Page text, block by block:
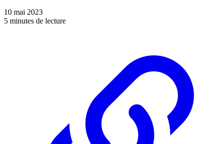
10 mai 2023
5 minutes de lecture